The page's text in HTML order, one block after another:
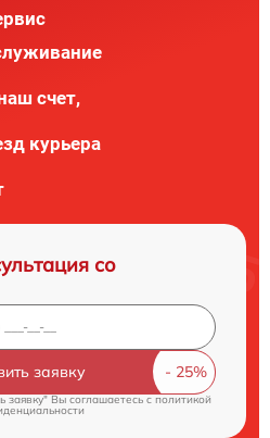
счет,
курьера
со
заявку
заявку" Вы соглашаетесь cполитикой